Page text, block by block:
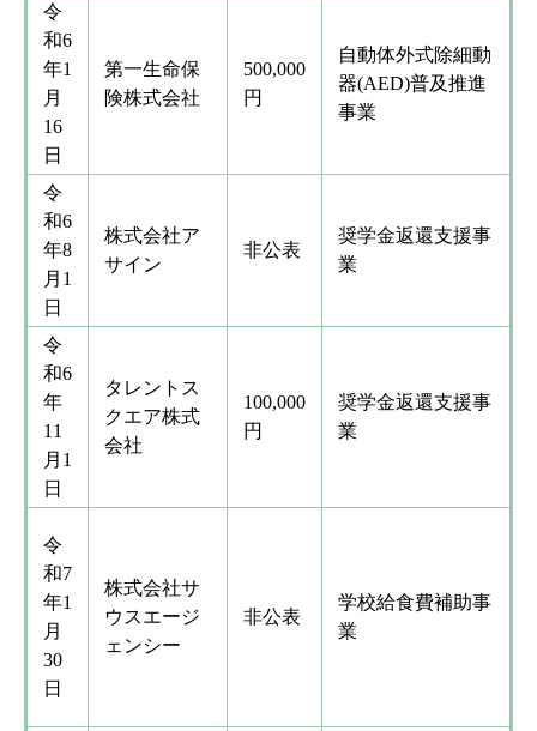
令
和6
年1
月
16
日
第一生命保
険株式会社
500,000
円
自動体外式除細動
器(AED)普及推進
事業
令
和6
年8
月1
日
株式会社ア
サイン
非公表
奨学金返還支援事
業
令
和6
年
11
月1
日
タレントス
クエア株式
会社
100,000
円
奨学金返還支援事
業
令
和7
年1
月
30
日
株式会社サ
ウスエージ
ェンシー
非公表
学校給食費補助事
業